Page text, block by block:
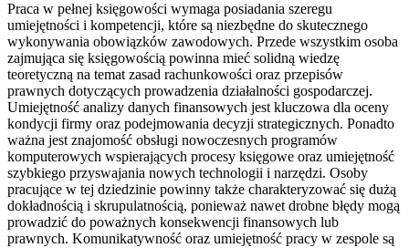
Praca w pełnej księgowości wymaga posiadania szeregu
umiejętności i kompetencji, które są niezbędne do skutecznego
wykonywania obowiązków zawodowych. Przede wszystkim osoba
zajmująca się księgowością powinna mieć solidną wiedzę
teoretyczną na temat zasad rachunkowości oraz przepisów
prawnych dotyczących prowadzenia działalności gospodarczej.
Umiejętność analizy danych finansowych jest kluczowa dla oceny
kondycji firmy oraz podejmowania decyzji strategicznych. Ponadto
ważna jest znajomość obsługi nowoczesnych programów
komputerowych wspierających procesy księgowe oraz umiejętność
szybkiego przyswajania nowych technologii i narzędzi. Osoby
pracujące w tej dziedzinie powinny także charakteryzować się dużą
dokładnością i skrupulatnością, ponieważ nawet drobne błędy mogą
prowadzić do poważnych konsekwencji finansowych lub
prawnych. Komunikatywność oraz umiejętność pracy w zespole są